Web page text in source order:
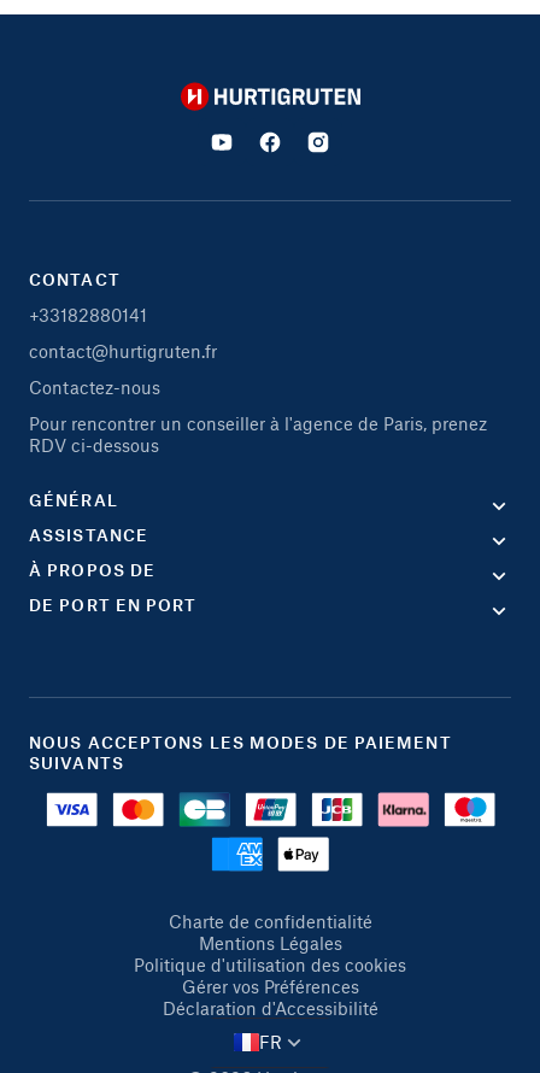
Hurtigruten
CONTACT
+33182880141
contact@hurtigruten.fr
Contactez-nous
Pour rencontrer un conseiller à l'agence de Paris, prenez
RDV ci-dessous
GÉNÉRAL
ASSISTANCE
À PROPOS DE
DE PORT EN PORT
NOUS ACCEPTONS LES MODES DE PAIEMENT
SUIVANTS
Charte de confidentialité
Mentions Légales
Politique d'utilisation des cookies
Gérer vos Préférences
Déclaration d'Accessibilité
FR